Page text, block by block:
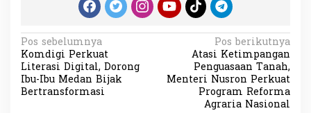
N
a
v
Pos sebelumnya
Komdigi Perkuat
Literasi Digital, Dorong
Ibu-Ibu Medan Bijak
Bertransformasi
Pos berikutnya
Atasi Ketimpangan
Penguasaan Tanah,
Menteri Nusron Perkuat
Program Reforma
Agraria Nasional